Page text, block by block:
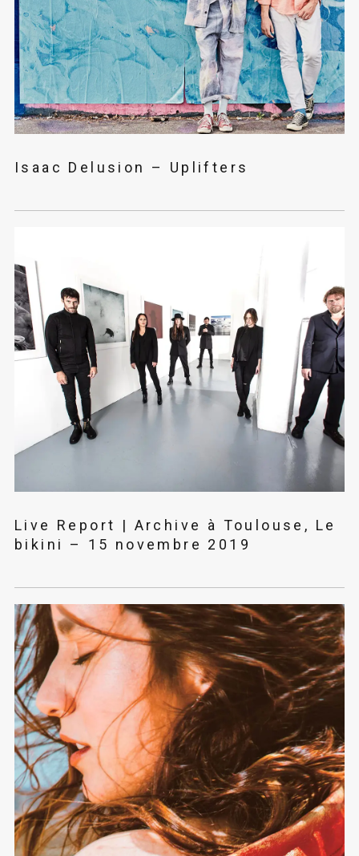
Isaac Delusion – Uplifters
Live Report | Archive à Toulouse, Le
bikini – 15 novembre 2019